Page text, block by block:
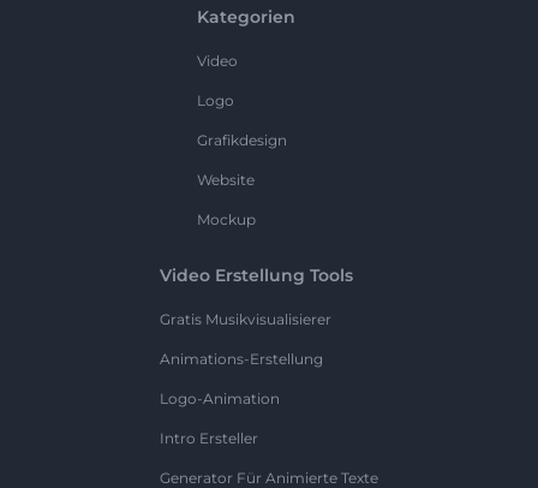
Kategorien
Video
Logo
Grafikdesign
Website
Mockup
Video Erstellung Tools
Gratis Musikvisualisierer
Animations-Erstellung
Logo-Animation
Intro Ersteller
Generator Für Animierte Texte